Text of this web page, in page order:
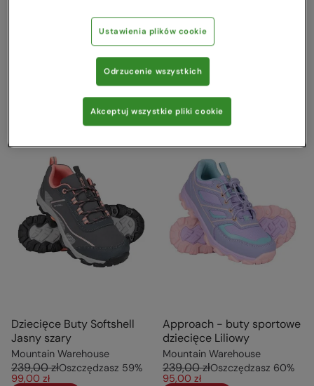
Oscar Ciemny fiolet
Mountain Warehouse
Intensywna zieleń
Mountain Warehouse
239,00 zł
99,00 zł
Dziecięce Buty Softshell
Jasny szary
Mountain Warehouse
239,00 złOszczędzasz 59%
99,00 zł
Approach - buty sportowe
dziecięce Liliowy
Mountain Warehouse
239,00 złOszczędzasz 60%
95,00 zł
Ustawienia plików cookie
Odrzucenie wszystkich
Akceptuj wszystkie pliki cookie